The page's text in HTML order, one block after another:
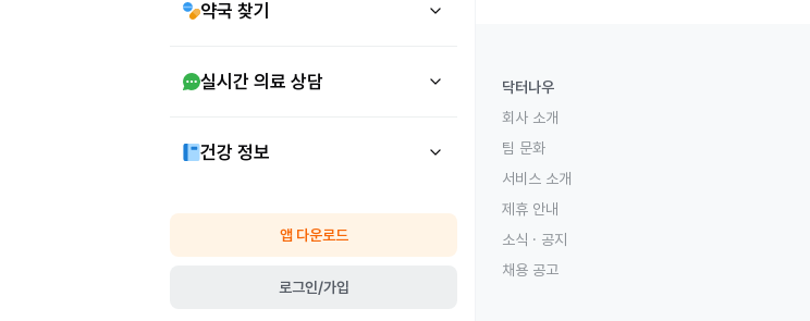
약국 찾기
실시간 의료 상담
건강 정보
앱 다운로드
로그인/가입
닥터나우
회사 소개
팀 문화
서비스 소개
제휴 안내
소식 · 공지
채용 공고